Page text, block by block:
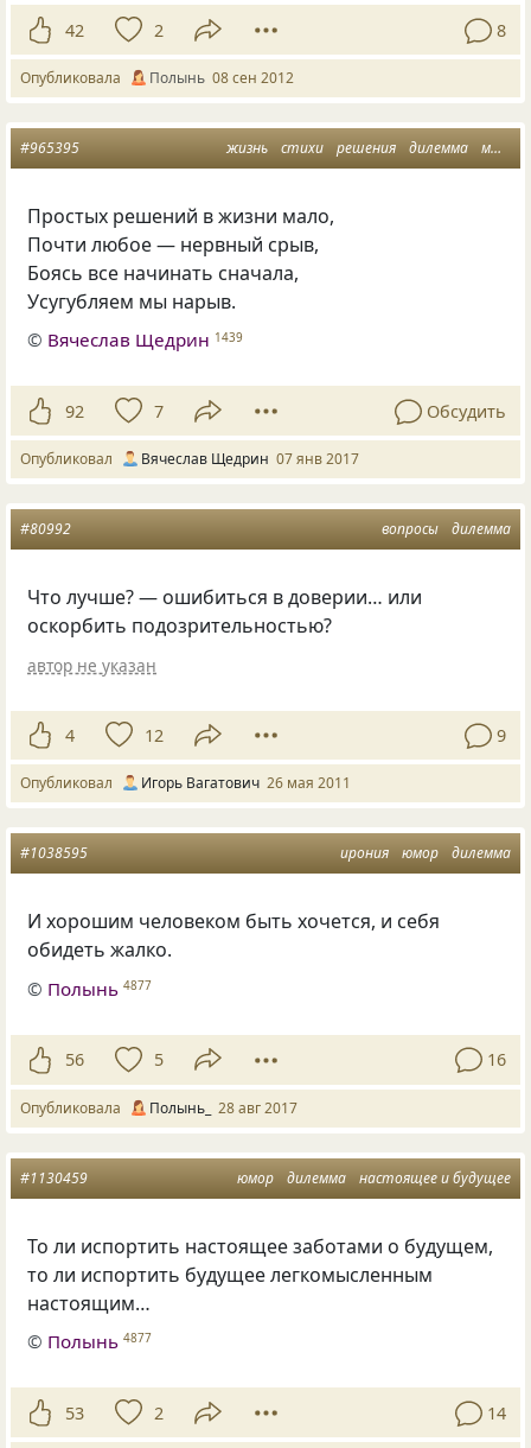
42 2 8
Опубликовала Полынь 08 сен 2012
жизнь стихи решения дилемма мысли
#965395
Простых решений в жизни мало,
Почти любое — нервный срыв,
Боясь все начинать сначала,
Усугубляем мы нарыв.
© Вячеслав Щедрин 1439
92 7 Обсудить
Опубликовал Вячеслав Щедрин 07 янв 2017
вопросы дилемма
#80992
Что лучше? — ошибиться в доверии… или
оскорбить подозрительностью?
автор не указан
4 12 9
Опубликовал Игорь Вагатович 26 мая 2011
ирония юмор дилемма
#1038595
И хорошим человеком быть хочется, и себя
обидеть жалко.
© Полынь 4877
56 5 16
Опубликовала Полынь_ 28 авг 2017
юмор дилемма настоящее и будущее
#1130459
То ли испортить настоящее заботами о будущем,
то ли испортить будущее легкомысленным
настоящим…
© Полынь 4877
53 2 14